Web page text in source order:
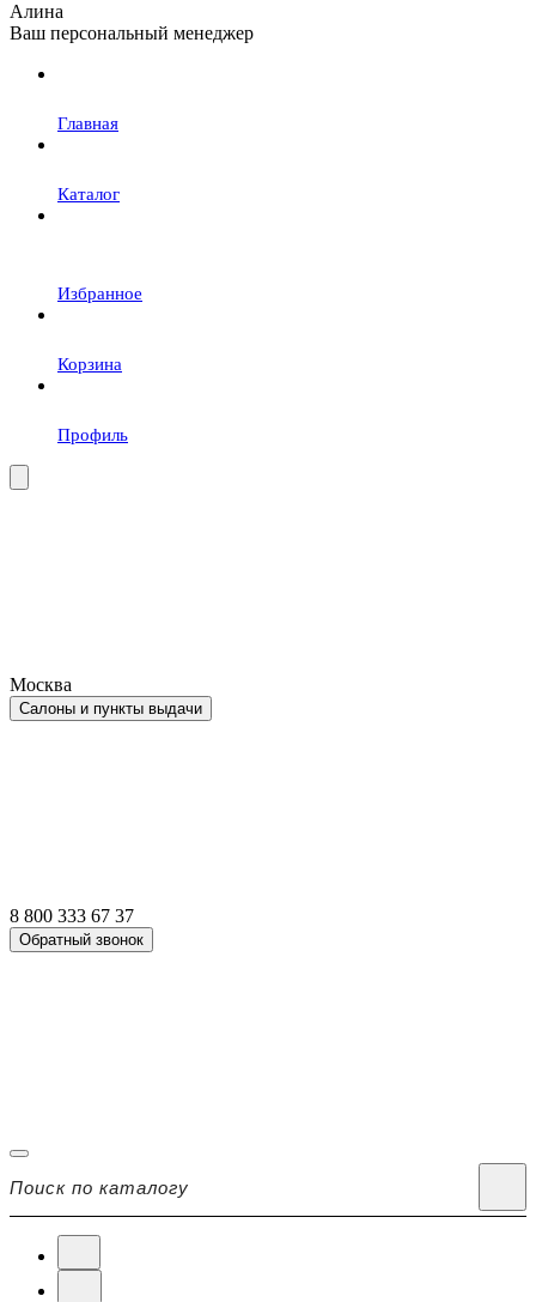
Алина
Ваш персональный менеджер
Главная
Каталог
Избранное
Корзина
Профиль
Москва
Салоны и пункты выдачи
8 800 333 67 37
Обратный звонок